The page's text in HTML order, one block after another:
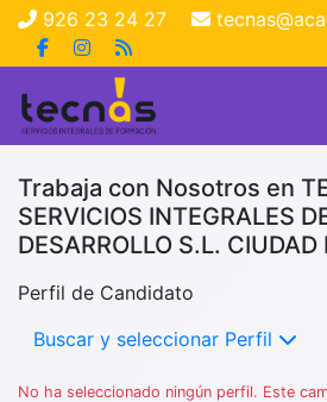
926 23 24 27
Trabaja con Nosotros en
SERVICIOS INTEGRALES
DESARROLLO S.L. CIUDAD
Perfil de Candidato
Buscar y seleccionar Perfil
No ha seleccionado ningún perfil. Este